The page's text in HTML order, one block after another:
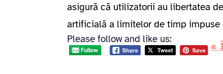
asigură că utilizatorii au libertatea
artificială a limitelor de timp impuse
Please follow and like us:
«